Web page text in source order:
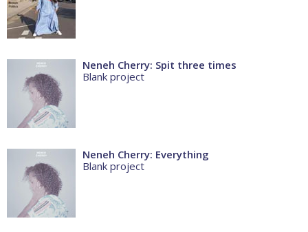
Neneh Cherry: Spit three times
Blank project
Neneh Cherry: Everything
Blank project